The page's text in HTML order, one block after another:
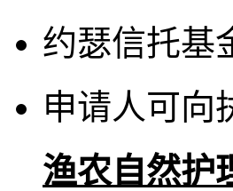
约瑟信托基
申请人可向
渔农自然护